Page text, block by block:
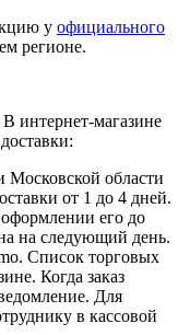
у официального
регионе.
интернет-магазине
Московской области
от 1 до 4 дней.
его до
на следующий день.
Список торговых
Когда заказ
Для
в кассовой